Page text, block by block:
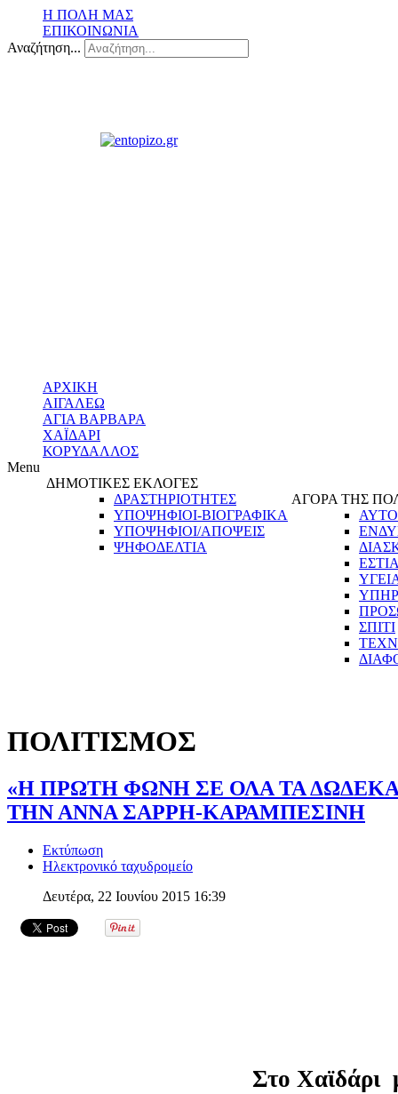
Η ΠΟΛΗ ΜΑΣ
ΕΠΙΚΟΙΝΩΝΙΑ
Αναζήτηση...
ΑΡΧΙΚΗ
ΑΙΓΑΛΕΩ
ΑΓΙΑ ΒΑΡΒΑΡΑ
ΧΑΪΔΑΡΙ
ΚΟΡΥΔΑΛΛΟΣ
Menu
ΔΗΜΟΤΙΚΕΣ ΕΚΛΟΓΕΣ
ΔΡΑΣΤΗΡΙΟΤΗΤΕΣ
ΥΠΟΨΗΦΙΟΙ-ΒΙΟΓΡΑΦΙΚΑ
ΥΠΟΨΗΦΙΟΙ/ΑΠΟΨΕΙΣ
ΨΗΦΟΔΕΛΤΙΑ
ΑΓΟΡΑ ΤΗΣ
ΣΠΙΤΙ
ΠΟΛΙΤΙΣΜΟΣ
«Η ΠΡΩΤΗ ΦΩΝΗ ΣΕ ΟΛΑ ΤΑ
ΤΗΝ ΑΝΝΑ ΣΑΡΡΗ-ΚΑΡΑΜΠΕΣΙΝΗ
Εκτύπωση
Ηλεκτρονικό ταχυδρομείο
Δευτέρα, 22 Ιουνίου 2015 16:39
Στο Χαϊδάρι